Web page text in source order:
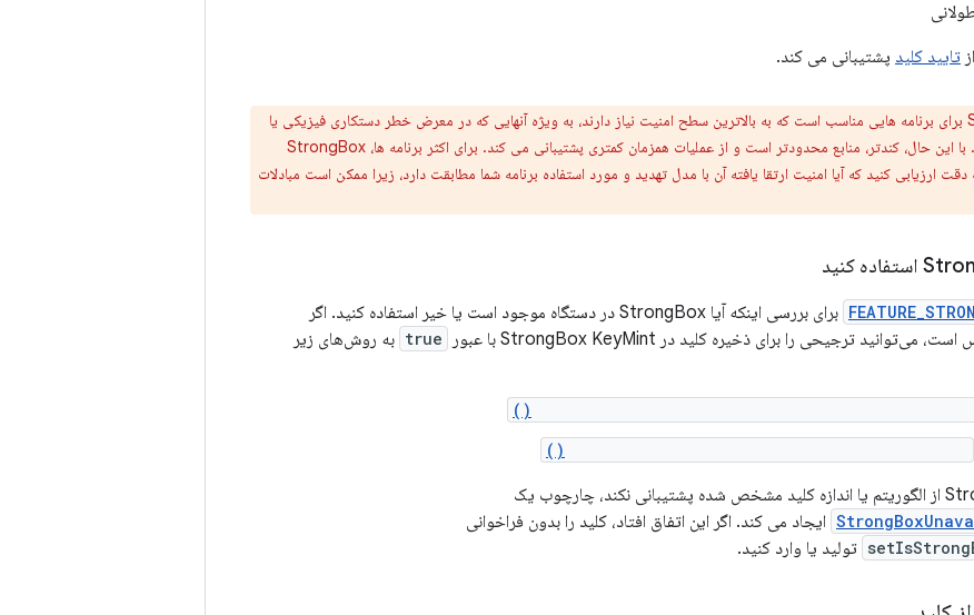
تایید کلید پشتیبانی می کند.
StrongBox برای برنامه هایی مناسب است که به بالاترین سطح امنیت نیاز دارند، به ویژه آنهایی که در معرض خطر دستکاری فیزیکی یا
حملات کانال جانبی هستند. با این حال، کندتر، منابع محدودتر است و از عملیات همزمان کمتری پشتیبانی می کند. برای اکثر برنامه ها، StrongBox
ارزیابی کنید که آیا امنیت ارتقا یافته آن با مدل تهدید و مورد استفاده برنامه شما مطابقت دارد، زیرا ممکن است مبادلات
برای بررسی اینکه آیا StrongBox در دستگاه موجود است یا خیر استفاده کنید. اگر
true به روش‌های زیر
ایجاد می کند. اگر این اتفاق افتاد، کلید را بدون فراخوانی
تولید یا وارد کنید.